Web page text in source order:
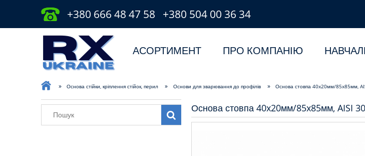
+380 666 48 47 58 +380 504 00 36 34
АСОРТИМЕНТ ПРО КОМПАНІЮ
» Основа стійки, кріплення стійок, перил » Основи для зварювання до профілів » Основа стовпа 40x20мм/85x85мм,
Основа стовпа 40x20мм/85x85мм, AISI